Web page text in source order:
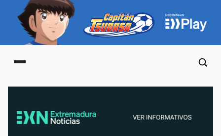
Main menu